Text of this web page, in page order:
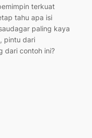
terkuat
tahu apa isi
paling kaya
pintu dari
dari contoh ini?